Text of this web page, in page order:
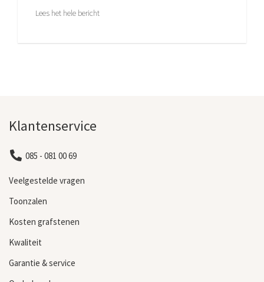
Lees het hele bericht
Klantenservice
085 - 081 00 69
Veelgestelde vragen
Toonzalen
Kosten grafstenen
Kwaliteit
Garantie & service